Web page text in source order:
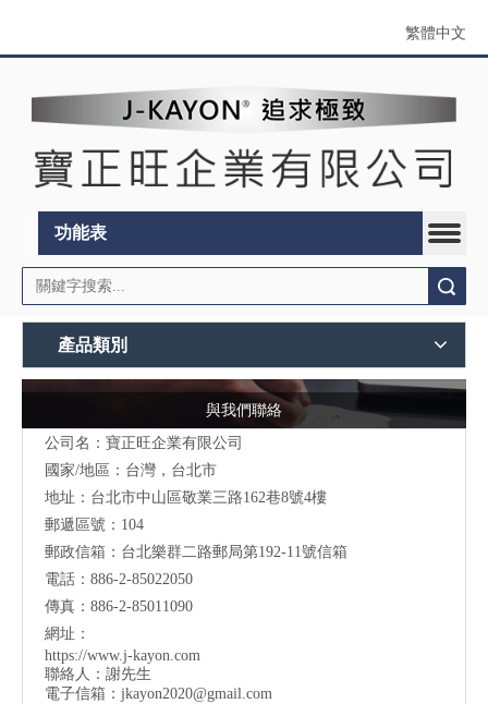
繁體中文
功能表
產品類別
與我們聯絡
公司名：寶正旺企業有限公司
國家/地區：台灣，台北市
地址：台北市中山區敬業三路162巷8號4樓
郵遞區號：104
郵政信箱：台北樂群二路郵局第192-11號信箱
電話：886-2-85022050
傳真：886-2-85011090
網址：
https://www.j-kayon.com
聯絡人：謝先生
電子信箱： jkayon2020@gmail.com